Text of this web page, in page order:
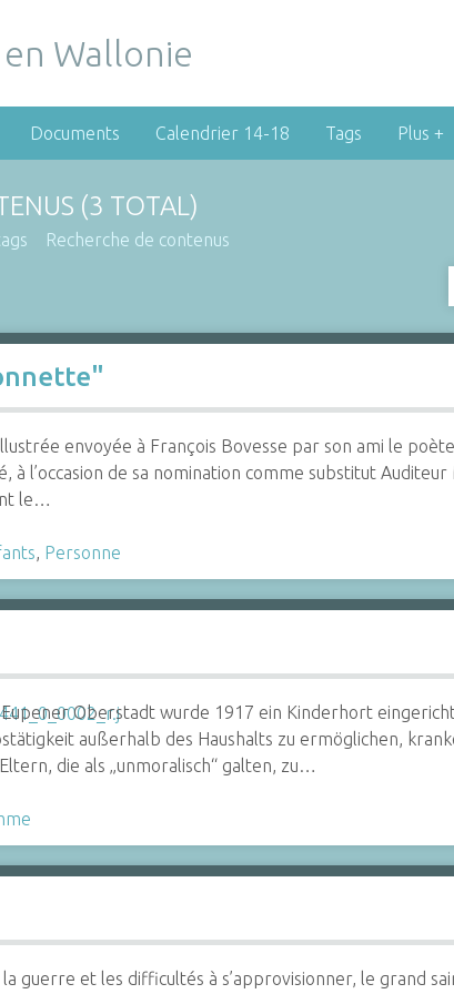
Documents Calendrier 14-18 Tags Plus +
(3 TOTAL)
Recherche de contenus
envoyée à François Bovesse par son ami le
à l’occasion de sa nomination comme substitut
le…
, Personne
Oberstadt wurde 1917 ein Kinderhort
außerhalb des Haushalts zu ermöglichen,
die als „unmoralisch“ galten, zu…
guerre et les difficultés à s’approvisionner, le grand